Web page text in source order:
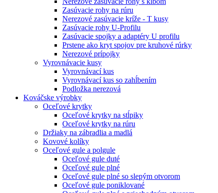
Zasúvacie rohy na rúru
Nerezové zasúvacie kríže - T kusy
Zasúvacie rohy U-Profilu
Zasúvacie spojky a adaptéry U profilu
Prstene ako kryt spojov pre kruhové rúrky
Nerezové prípojky
Vyrovnávacie kusy
Vyrovnávací kus
Vyrovnávací kus so zahĺbením
Podložka nerezová
Kováčske výrobky
Oceľové krytky
Oceľové krytky na stĺpiky
Oceľové krytky na rúru
Držiaky na zábradlia a madlá
Kovové kolíky
Oceľové gule a polgule
Oceľové gule duté
Oceľové gule plné
Oceľové gule plné so slepým otvorom
Oceľové gule poniklované